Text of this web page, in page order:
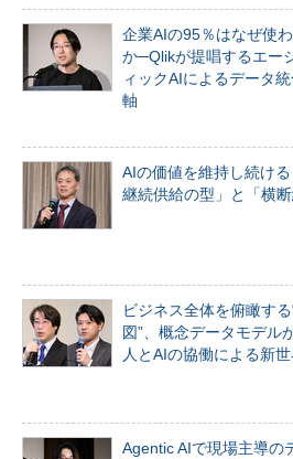
企業AIの95％はなぜ使
か─Qlikが提唱するエー
ィックAIによるデータ
軸
AIの価値を維持し続け
継続供給の型」と「横断
ビジネス全体を俯瞰す
図”、概念データモデル
人とAIの協働による新世
Agentic AIで現場主導の